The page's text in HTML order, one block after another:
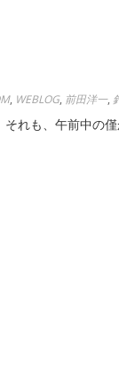
, WEBLOG, 前田洋一,
れも、午前中の